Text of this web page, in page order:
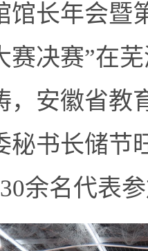
馆长年会暨
赛决赛”在
，安徽省教
秘书长储节
30余名代表